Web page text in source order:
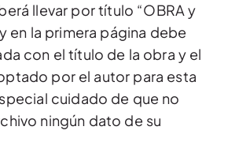
llevar por título “OBRA y
en la primera página debe
con el título de la obra y el
por el autor para esta
cuidado de que no
ningún dato de su